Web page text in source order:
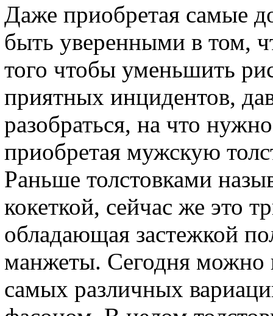
Даже приобретая самые
быть уверенными в том,
того чтобы уменьшить
приятных инцидентов,
разобраться, на что
приобретая мужскую
Раньше толстовками
кокеткой, сейчас же это
обладающая застежкой
манжеты. Сегодня можно
самых различных